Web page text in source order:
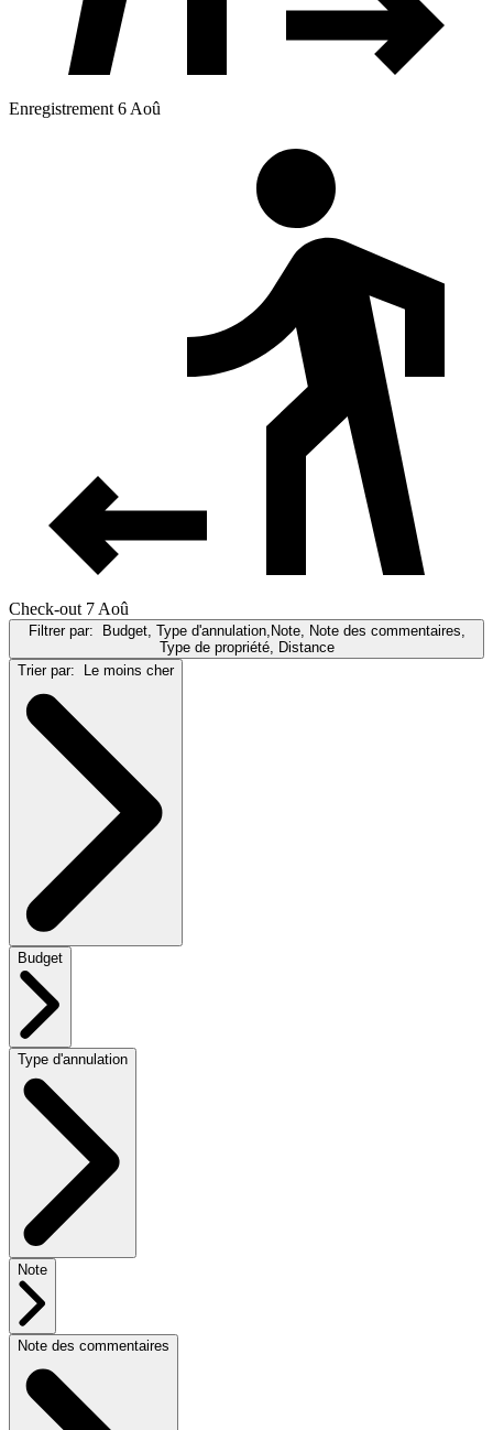
Enregistrement 6 Aoû
Check-out 7 Aoû
Filtrer par:
Budget, Type d'annulation,Note, Note des commentaires,
Type de propriété, Distance
Trier par:
Le moins cher
Budget
Type d'annulation
Note
Note des commentaires